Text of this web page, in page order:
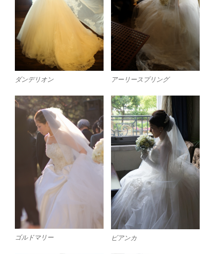
ダンデリオン アーリースプリング
ゴルドマリー ビアンカ